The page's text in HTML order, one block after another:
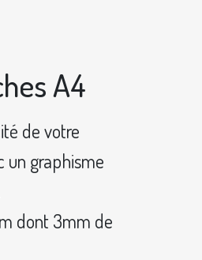
A4
de votre
un graphisme
dont 3mm de